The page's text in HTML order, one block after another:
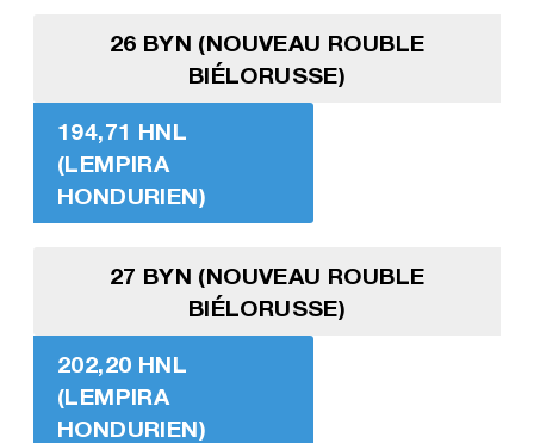
26 BYN (NOUVEAU ROUBLE
BIÉLORUSSE)
194,71 HNL
(LEMPIRA
HONDURIEN)
27 BYN (NOUVEAU ROUBLE
BIÉLORUSSE)
202,20 HNL
(LEMPIRA
HONDURIEN)